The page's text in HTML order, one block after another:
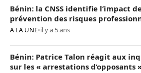
Bénin: la CNSS identifie l’impact
prévention des risques
A LA UNE•il y a 5 ans
Bénin: Patrice Talon réagit aux
sur les « arrestations d’opposants